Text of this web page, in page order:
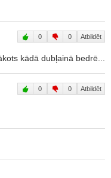
0 0 Atbildēt
kādā dubļainā bedrē...
0 0 Atbildēt